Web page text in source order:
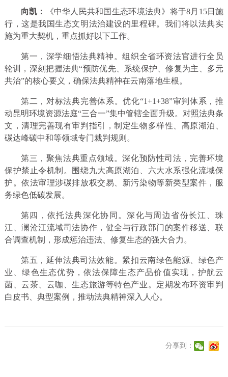
向凯：
《中华人民共和国生态环境法典》将于8月15日施
行，这是我国生态文明法治建设的里程碑。我们将以法典实
施为重大契机，重点抓好以下工作。
第一，深学细悟法典精神。组织全省环资法官进行全员
轮训，深刻把握法典“预防优先、系统保护、修复为主、多元
共治”的核心要义，确保法典精神在云南落地生根。
第二，对标法典完善体系。优化“1+1+38”审判体系，推
动昆明环境资源法庭“三合一”集中管辖全面升级。对照法典条
文，清理完善现有审判指引，制定生物多样性、高原湖泊、
碳达峰碳中和等领域专门裁判规则。
第三，聚焦法典重点领域。深化预防性司法，完善环境
保护禁止令机制。围绕九大高原湖泊、六大水系强化流域保
护。依法审理涉碳排放权交易、新污染物等新类型案件，服
务绿色低碳发展。
第四，依托法典深化协同。深化与周边省份长江、珠
江、澜沧江流域司法协作，健全与行政部门的案件移送、联
合调查机制，形成惩治违法、修复生态的强大合力。
第五，延伸法典司法效能。紧扣云南绿色能源、绿色产
业、绿色生态优势，依法保障生态产品价值实现，护航云
菌、云茶、云咖、生态旅游等特色产业。定期发布环资审判
白皮书、典型案例，推动法典精神深入人心。
分享到：